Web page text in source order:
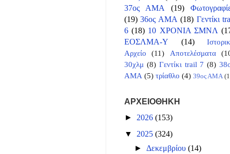
37ος ΑΜΑ
(19)
(19) 36ος ΑΜΑ (18) Γεντίκι
6 (18) 10 ΧΡΟΝΙΑ ΣΜΝΛ
ΕΟΣΛΜΑ-Υ
(14)
Αρχείο
(11) Αποτελέσματα
30χλμ (8) Γεντίκι trail 7 (8)
ΑΜΑ (5) τρίαθλο (4) 39ος ΑΜΑ
ΑΡΧΕΙΟΘΗΚΗ
► 2026 (153)
▼ 2025 (324)
► Δεκεμβρίου(14)